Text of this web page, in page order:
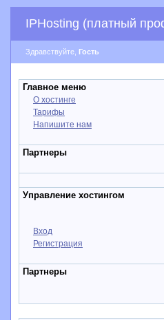
IPHosting (платный
Здравствуйте, Гость
Главное меню
О хостинге
Тарифы
Напишите нам
Партнеры
Управление хостингом
Вход
Регистрация
Партнеры